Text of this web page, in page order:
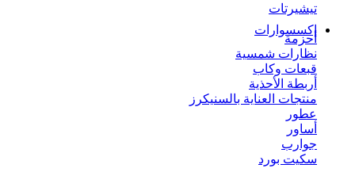
تيشيرتات
إكسسوارات
أحزمة
نظارات شمسية
قبعات وكاب
أربطة الأحذية
منتجات العناية بالسنيكرز
عطور
أساور
جوارب
سكيت بورد